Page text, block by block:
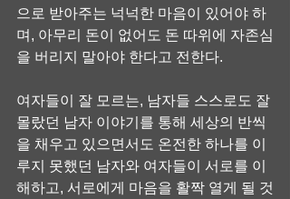
으로 받아주는 넉넉한 마음이 있어야 하
며, 아무리 돈이 없어도 돈 따위에 자존심
을 버리지 말아야 한다고 전한다.
여자들이 잘 모르는, 남자들 스스로도 잘
몰랐던 남자 이야기를 통해 세상의 반씩
을 채우고 있으면서도 온전한 하나를 이
루지 못했던 남자와 여자들이 서로를 이
해하고, 서로에게 마음을 활짝 열게 될 것